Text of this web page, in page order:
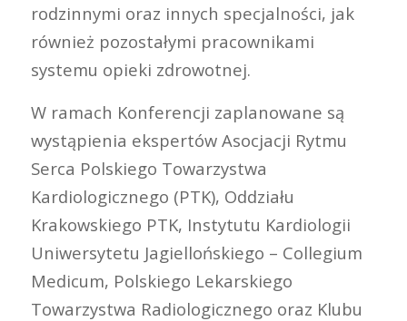
rodzinnymi oraz innych specjalności, jak
również pozostałymi pracownikami
systemu opieki zdrowotnej.
W ramach Konferencji zaplanowane są
wystąpienia ekspertów Asocjacji Rytmu
Serca Polskiego Towarzystwa
Kardiologicznego (PTK), Oddziału
Krakowskiego PTK, Instytutu Kardiologii
Uniwersytetu Jagiellońskiego – Collegium
Medicum, Polskiego Lekarskiego
Towarzystwa Radiologicznego oraz Klubu